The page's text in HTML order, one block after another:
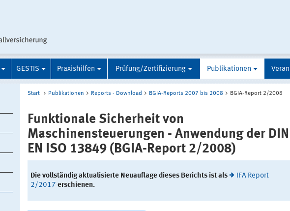
GESTIS Praxishilfen Prüfung/Zertifizierung Publikationen
Start Publikationen Reports - Download BGIA-Reports 2007 bis 2008 BGIA-Report 2/2008
Funktionale Sicherheit von
Maschinensteuerungen - Anwendung der DIN
EN ISO 13849 (BGIA-Report 2/2008)
Die vollständig aktualisierte Neuauflage dieses Berichts ist als
IFA Report
2/2017 erschienen.